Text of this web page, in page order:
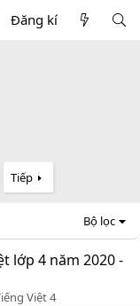
Đăng kí
Tiếp
Bộ lọc
lớp 4 năm 2020 -
Việt 4